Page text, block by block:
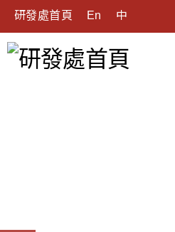
研發處首頁 En 中